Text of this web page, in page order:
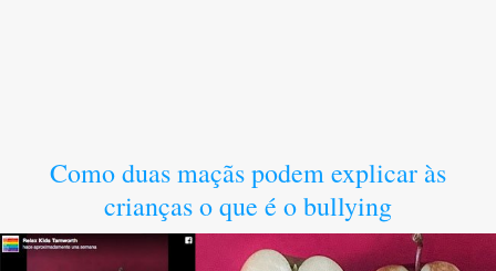
Como duas maçãs podem explicar às
crianças o que é o bullying